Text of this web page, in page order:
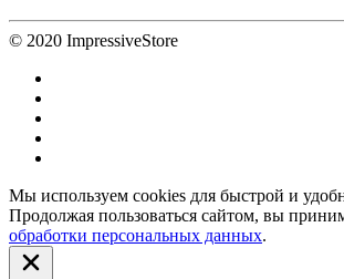
© 2020 ImpressiveStore
Мы используем cookies для быстрой и
Продолжая пользоваться сайтом, вы
обработки персональных данных.